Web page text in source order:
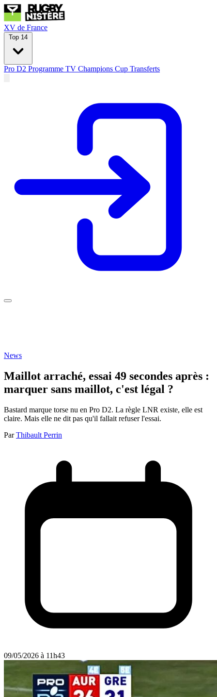
XV de France
Top 14
Pro D2 Programme TV Champions Cup Transferts
News
Maillot arraché, essai 49 secondes après :
marquer sans maillot, c'est légal ?
Bastard marque torse nu en Pro D2. La règle LNR existe, elle est
claire. Mais elle ne dit pas qu'il fallait refuser l'essai.
Par Thibault Perrin
09/05/2026 à 11h43